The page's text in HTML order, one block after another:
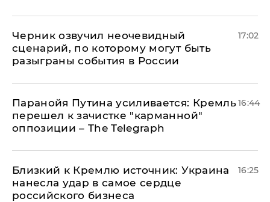
Черник озвучил неочевидный
сценарий, по которому могут быть
разыграны события в России
17:02
Паранойя Путина усиливается: Кремль
перешел к зачистке "карманной"
оппозиции – The Telegraph
16:44
Близкий к Кремлю источник: Украина
нанесла удар в самое сердце
российского бизнеса
16:25